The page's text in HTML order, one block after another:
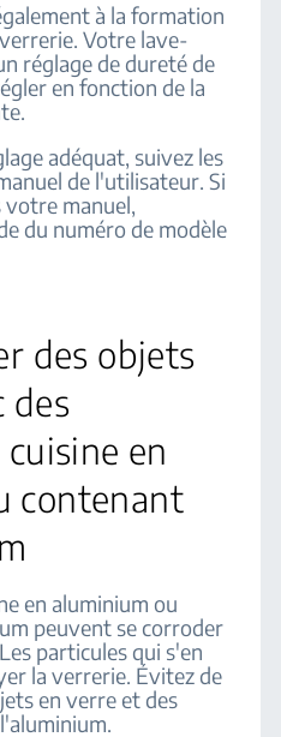
à la formation
Votre lave-
réglage de dureté de
en fonction de la
adéquat, suivez les
de l'utilisateur. Si
manuel,
du numéro de modèle
des objets
des
en
contenant
en aluminium ou
peuvent se corroder
particules qui s'en
la verrerie. Évitez de
en verre et des